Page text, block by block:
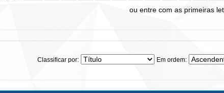
ou entre com as primeiras
Classificar por: Em ordem: